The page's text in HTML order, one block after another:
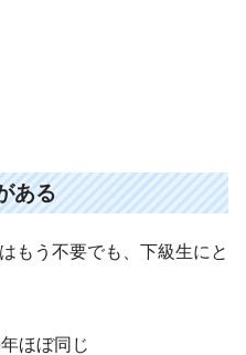
ある
もう不要でも、下級生にと
ほぼ同じ